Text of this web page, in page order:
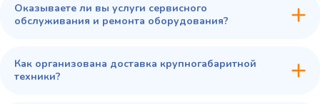
Оказываете ли вы услуги сервисного
обслуживания и ремонта оборудования?
Как организована доставка крупногабаритной
техники?